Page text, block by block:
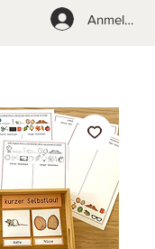
Anmelden